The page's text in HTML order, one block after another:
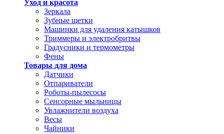
Уход и красота
Зеркала
Зубные щетки
Машинки для удаления катышков
Триммеры и электробритвы
Градусники и термометры
Фены
Товары для дома
Датчики
Отпариватели
Роботы-пылесосы
Сенсорные мыльницы
Увлажнители воздуха
Весы
Чайники